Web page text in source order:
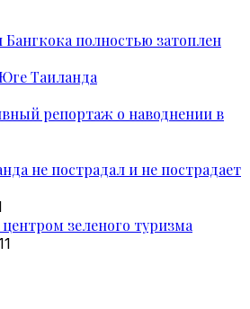
полностью затоплен
Таиланда
репортаж о наводнении в
не пострадал и не пострадает
зеленого туризма